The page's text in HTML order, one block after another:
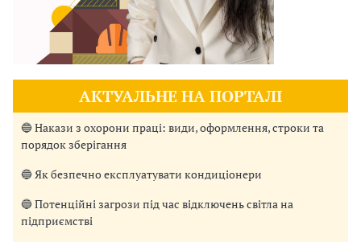
АКТУАЛЬНЕ НА ПОРТАЛІ
🔵 Накази з охорони праці: види, оформлення, строки та
порядок зберігання
🔵 Як безпечно експлуатувати кондиціонери
🔵 Потенційні загрози під час відключень світла на
підприємстві